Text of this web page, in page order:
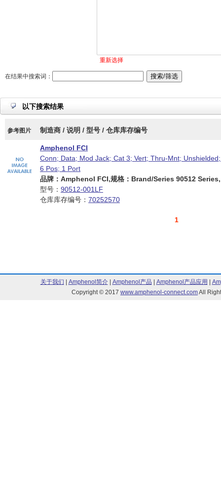
重新选择
在结果中搜索词：
以下搜索结果
参考图片 制造商 / 说明 / 型号 / 仓库库存编号
Amphenol FCI
Conn; Data; Mod Jack; Cat 3; Vert; Thru-Mnt;
6 Pos; 1 Port
品牌：Amphenol FCI,规格：Brand/Series 90512 Series,
型号： 90512-001LF
仓库库存编号： 70252570
1
关于我们 Amphenol简介| Amphenol产品 Amphenol产品应用
Copyright © 2017 www.amphenol-connect.comAll